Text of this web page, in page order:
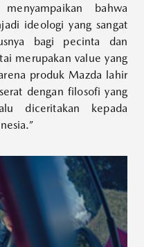
bahwa
ideologi yang sangat
bagi pecinta dan
merupakan value yang
produk Mazda lahir
dengan filosofi yang
diceritakan kepada